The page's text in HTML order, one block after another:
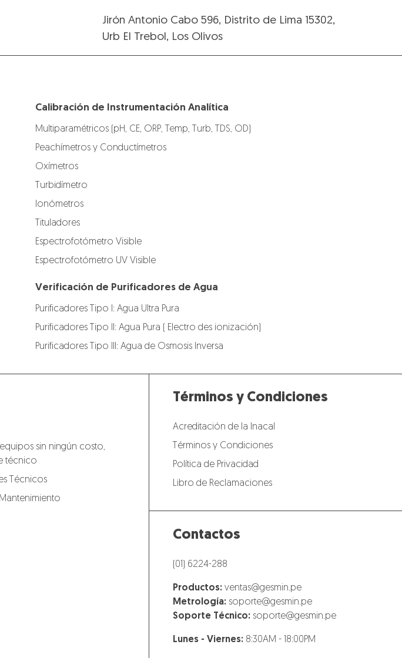
Jirón Antonio Cabo 596, Distrito de Lima 15302,
Urb El Trebol, Los Olivos
Calibración de Instrumentación Analítica
Multiparamétricos (pH, CE, ORP, Temp, Turb, TDS, OD)
Peachímetros y Conductímetros
Oxímetros
Turbidímetro
Ionómetros
Tituladores
Espectrofotómetro Visible
Espectrofotómetro UV Visible
Verificación de Purificadores de Agua
Purificadores Tipo I: Agua Ultra Pura
Purificadores Tipo II: Agua Pura ( Electro des ionización)
Purificadores Tipo III: Agua de Osmosis Inversa
sin ningún costo,
técnico
Técnicos
Términos y Condiciones
Acreditación de la Inacal
Términos y Condiciones
Política de Privacidad
Libro de Reclamaciones
Contactos
(01) 6224-288
Productos:ventas@gesmin.pe
Metrología: soporte@gesmin.pe
Soporte Técnico: soporte@gesmin.pe
Lunes - Viernes: 8:30AM - 18:00PM